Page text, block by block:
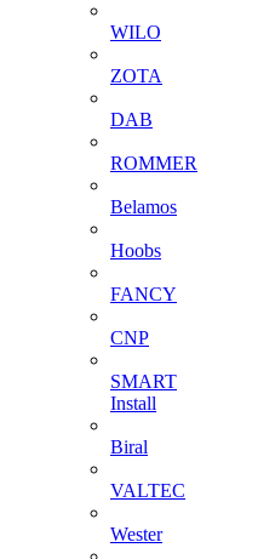
WILO
ZOTA
DAB
ROMMER
Belamos
Hoobs
FANCY
CNP
SMART
Install
Biral
VALTEC
Wester